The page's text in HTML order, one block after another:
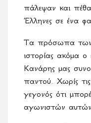
πάλεψαν και
Έλληνες σε ένα
Τα πρόσωπα των
ιστορίας ακόμα
Κανάρης μας
παντού. Χωρίς
γεγονός ότι
αγωνιστών